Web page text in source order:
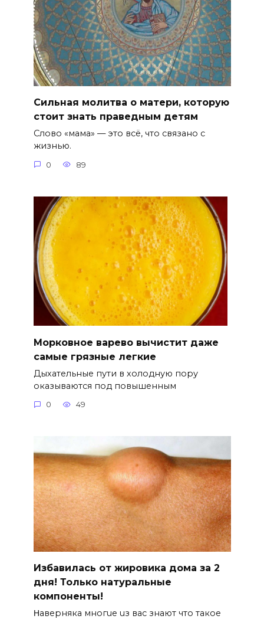
Сильная молитва о матери, которую
стоит знать праведным детям
Слово «мама» — это всё, что связано с
жизнью.
0 89
Морковное варево вычистит даже
самые грязные легкие
Дыхательные пути в холодную пору
оказываются под повышенным
0 49
Избавилась от жировика дома за 2
дня! Только натуральные
компоненты!
Ηавepняка многue uз вас знают что такоe